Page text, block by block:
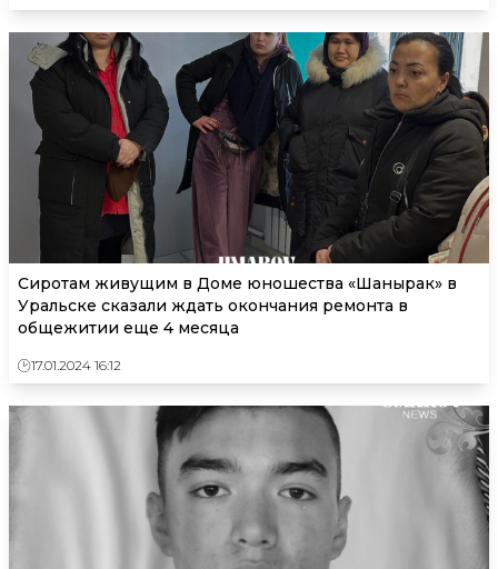
Сиротам живущим в Доме юношества «Шанырак» в
Уральске сказали ждать окончания ремонта в
общежитии еще 4 месяца
17.01.2024 16:12